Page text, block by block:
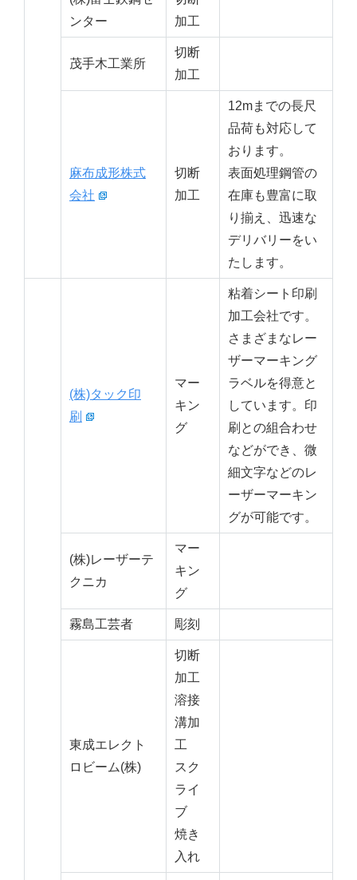
ンター
加工
茂手木工業所
切断
加工
麻布成形株式
会社
切断
加工
12mまでの長尺
品荷も対応して
おります。
表面処理鋼管の
在庫も豊富に取
り揃え、迅速な
デリバリーをい
たします。
(株)タック印
刷
マー
キン
グ
粘着シート印刷
加工会社です。
さまざまなレー
ザーマーキング
ラベルを得意と
しています。印
刷との組合わせ
などができ、微
細文字などのレ
ーザーマーキン
グが可能です。
(株)レーザーテ
クニカ
マー
キン
グ
霧島工芸者 彫刻
東成エレクト
ロビーム(株)
切断
加工
溶接
溝加
工
スク
ライ
ブ
焼き
入れ